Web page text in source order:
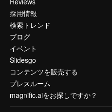
採用情報
検索トレンド
ブログ
イベント
Slidesgo
コンテンツを販売する
プレスルーム
magnific.aiをお探しですか？